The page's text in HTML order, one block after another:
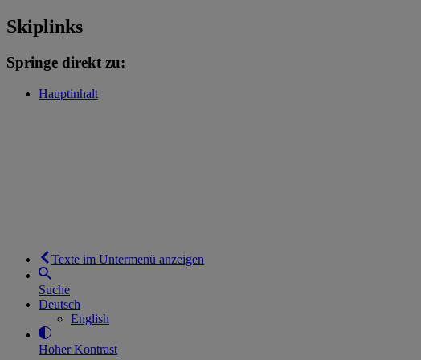
Skiplinks
Springe direkt zu:
Hauptinhalt
Texte im Untermenü anzeigen
Suche
Deutsch
English
Hoher Kontrast